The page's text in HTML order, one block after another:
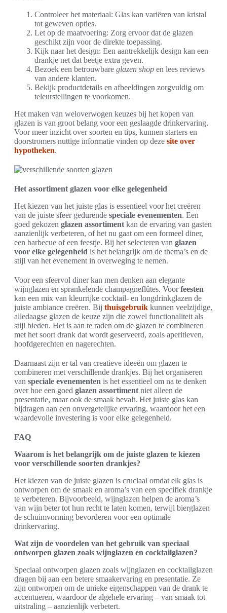
Controleer het materiaal: Glas kan variëren van kristal
tot geweven opties.
Let op de maatvoering: Zorg ervoor dat de glazen
geschikt zijn voor de direkte toepassing.
Kijk naar het design: Een aantrekkelijk design kan een
drankje net dat beetje extra geven.
Bezoek een betrouwbare glazen shop en lees reviews
van andere klanten.
Bekijk productdetails en afbeeldingen zorgvuldig om
teleurstellingen te voorkomen.
Het maken van weloverwogen keuzes bij het kopen van
glazen is van groot belang voor een geslaagde drinkervaring.
Voor meer inzicht over soorten en tips, kunnen starters en
doorstromers nuttige informatie vinden op deze site over
hypotheken.
Het assortiment glazen voor elke gelegenheid
Het kiezen van het juiste glas is essentieel voor het creëren
van de juiste sfeer gedurende speciale evenementen. Een
goed gekozen glazen assortiment kan de ervaring van gasten
aanzienlijk verbeteren, of het nu gaat om een formeel diner,
een barbecue of een feestje. Bij het selecteren van glazen
voor elke gelegenheid is het belangrijk om de thema’s en de
stijl van het evenement in overweging te nemen.
Voor een sfeervol diner kan men denken aan elegante
wijnglazen en sprankelende champagneflûtes. Voorfeesten
kan een mix van kleurrijke cocktail- en longdrinkglazen de
juiste ambiance creëren. Bij thuisgebruik kunnen veelzijdige,
alledaagse glazen de keuze zijn die zowel functionaliteit als
stijl bieden. Het is aan te raden om de glazen te combineren
met het soort drank dat wordt geserveerd, zoals aperitieven,
hoofdgerechten en nagerechten.
Daarnaast zijn er tal van creatieve ideeën om glazen te
combineren met verschillende drankjes. Bij het organiseren
van speciale evenementen is het essentieel om na te denken
over hoe een goed glazen assortiment niet alleen de
presentatie, maar ook de smaak bevalt. Het juiste glas kan
bijdragen aan een onvergetelijke ervaring, waardoor het een
waardevolle investering is voor elke gelegenheid.
FAQ
Waarom is het belangrijk om de juiste glazen te kiezen
voor verschillende soorten drankjes?
Het kiezen van de juiste glazen is cruciaal omdat elk glas is
ontworpen om de smaak en aroma’s van een specifiek drankje
te verbeteren. Bijvoorbeeld, wijnglazen helpen de aroma’s
van wijn beter tot hun recht te laten komen, terwijl bierglazen
de schuimvorming bevorderen voor een optimale
drinkervaring.
Wat zijn de voordelen van het gebruik van speciaal
ontworpen glazen zoals wijnglazen en cocktailglazen?
Speciaal ontworpen glazen zoals wijnglazen en cocktailglazen
dragen bij aan een betere smaakervaring en presentatie. Ze
zijn ontworpen om de unieke eigenschappen van de drank te
accentueren, waardoor de algehele ervaring – van smaak tot
uitstraling – aanzienlijk verbetert.